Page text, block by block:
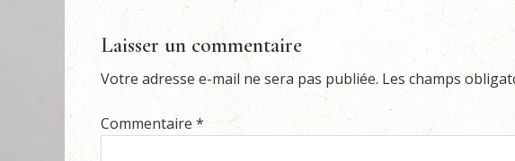
Laisser un commentaire
Votre adresse e-mail ne sera pas publiée. Les champs
Commentaire *